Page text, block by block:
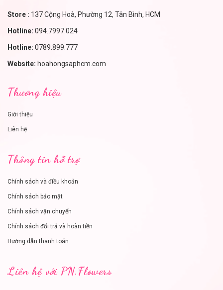
Store : 137 Cộng Hoà, Phường 12, Tân Bình, HCM
Hotline: 094.7997.024
Hotline: 0789.899.777
Website: hoahongsaphcm.com
Thương hiệu
Giới thiệu
Liên hệ
Thông tin hỗ trợ
Chính sách và điều khoản
Chính sách bảo mật
Chính sách vận chuyển
Chính sách đổi trả và hoàn tiền
Hướng dẫn thanh toán
Liên hệ với PN.Flowers